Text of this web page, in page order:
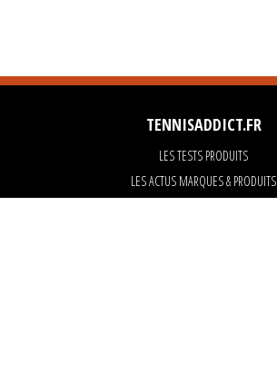
TENNISADDICT.FR
LES TESTS PRODUITS
LES ACTUS MARQUES & PRODUITS